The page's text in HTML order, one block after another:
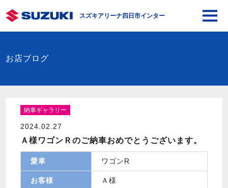
スズキアリーナ四日市インター
お店ブログ
納車ギャラリー
2024.02.27
Ａ様ワゴンＲのご納車おめでとうございます。
愛車 ワゴンR
お客様 Ａ様